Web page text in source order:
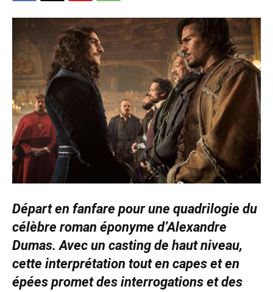
Départ en fanfare pour une quadrilogie du
célèbre roman éponyme d’Alexandre
Dumas. Avec un casting de haut niveau,
cette interprétation tout en capes et en
épées promet des interrogations et des